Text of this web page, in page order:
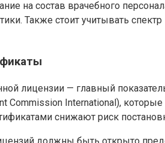
на состав врачебного
Также стоит учитывать
лицензии — главный
Commission International),
снижают риск